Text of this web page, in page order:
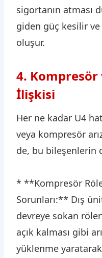
sigortanın atması
giden güç kesilir
oluşur.
4. Kompresör
İlişkisi
Her ne kadar U4
veya kompresör
de, bu bileşenlerin
* **Kompresör
Sorunları:** Dış
devreye sokan
açık kalması gibi
yüklenme